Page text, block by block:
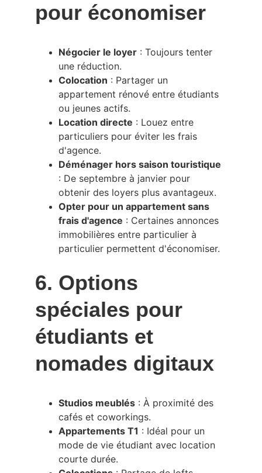
pour économiser
Négocier le loyer : Toujours tenter
une réduction.
Colocation : Partager un
appartement rénové entre étudiants
ou jeunes actifs.
Location directe : Louez entre
particuliers pour éviter les frais
d'agence.
Déménager hors saison touristique
: De septembre à janvier pour
obtenir des loyers plus avantageux.
Opter pour un appartement sans
frais d'agence : Certaines annonces
immobilières entre particulier à
particulier permettent d'économiser.
6. Options
spéciales pour
étudiants et
nomades digitaux
Studios meublés : À proximité des
cafés et coworkings.
Appartements T1 : Idéal pour un
mode de vie étudiant avec location
courte durée.